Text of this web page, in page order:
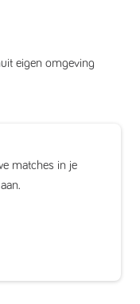
eigen omgeving
matches in je
aan.